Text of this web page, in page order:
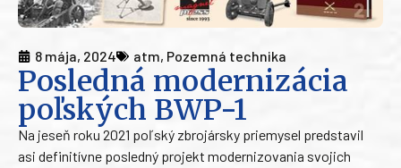
8 mája, 2024 atm, Pozemná technika
Posledná modernizácia
poľských BWP-1
Na jeseň roku 2021 poľský zbrojársky priemysel predstavil
asi definitívne posledný projekt modernizovania svojich